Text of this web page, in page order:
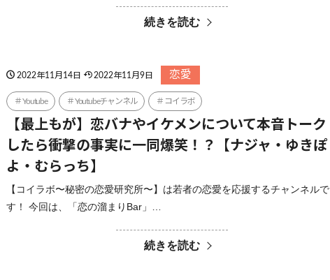
続きを読む
2022年11月14日 2022年11月9日 恋愛
Youtube Youtubeチャンネル コイラボ
【最上もが】恋バナやイケメンについて本音トーク
したら衝撃の事実に一同爆笑！？【ナジャ・ゆきぽ
よ・むらっち】
【コイラボ〜秘密の恋愛研究所〜】は若者の恋愛を応援するチャンネルで
す！ 今回は、「恋の溜まりBar」…
続きを読む